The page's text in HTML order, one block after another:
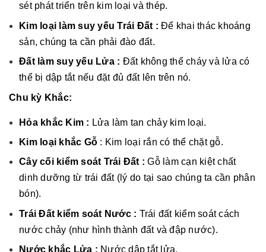
sét phát triển trên kim loại và thép.
Kim loại làm suy yếu Trái Đất : Để khai thác khoáng
sản, chúng ta cần phải đào đất.
Đất làm suy yếu Lửa : Đất không thể cháy và lửa có
thể bị dập tắt nếu đặt đủ đất lên trên nó.
Chu kỳ Khắc:
Hỏa khắc Kim : Lửa làm tan chảy kim loại.
Kim loại khắc Gỗ : Kim loại rắn có thể chặt gỗ.
Cây cối kiểm soát Trái Đất : Gỗ làm cạn kiệt chất
dinh dưỡng từ trái đất (lý do tại sao chúng ta cần phân
bón).
Trái Đất kiểm soát Nước : Trái đất kiểm soát cách
nước chảy (như hình thành đất và đập nước).
Nước khắc Lửa : Nước dập tắt lửa.